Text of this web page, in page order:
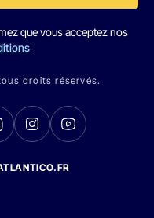
que vous acceptez nos
droits réservés.